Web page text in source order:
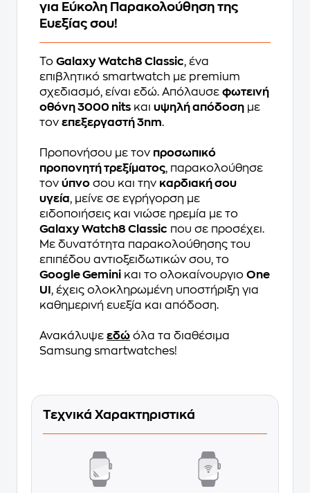
για Εύκολη Παρακολούθηση της
Ευεξίας σου!
Το Galaxy Watch8 Classic, ένα
επιβλητικό smartwatch με premium
σχεδιασμό, είναι εδώ. Απόλαυσε φωτεινή
οθόνη 3000 nits και υψηλή απόδοση με
τον επεξεργαστή 3nm.
Προπονήσου με τον προσωπικό
προπονητή τρεξίματος, παρακολούθησε
τον ύπνο σου και την καρδιακή σου
υγεία, μείνε σε εγρήγορση με
ειδοποιήσεις και νιώσε ηρεμία με το
Galaxy Watch8 Classic που σε προσέχει.
Με δυνατότητα παρακολούθησης του
επιπέδου αντιοξειδωτικών σου, το
Google Gemini και το ολοκαίνουργιο One
UI , έχεις ολοκληρωμένη υποστήριξη για
καθημερινή ευεξία και απόδοση.
Ανακάλυψε εδώ όλα τα διαθέσιμα
Samsung smartwatches!
Τεχνικά Χαρακτηριστικά